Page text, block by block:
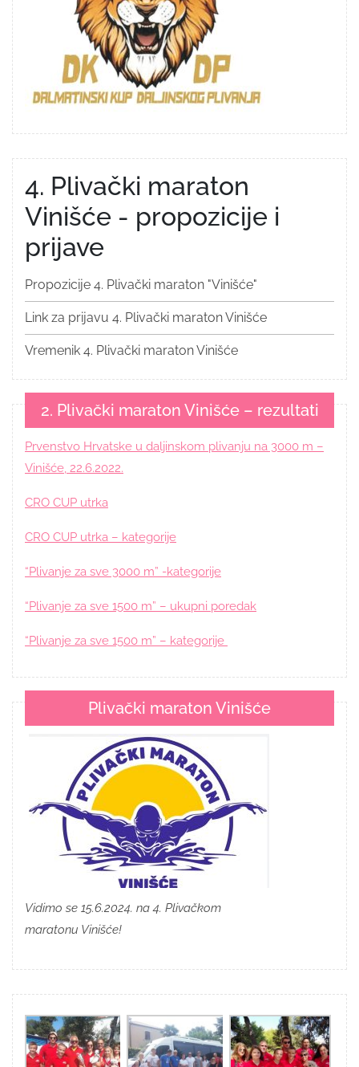
4. Plivački maraton
Vinišće - propozicije i
prijave
Propozicije 4. Plivački maraton "Vinišće"
Link za prijavu 4. Plivački maraton Vinišće
Vremenik 4. Plivački maraton Vinišće
2. Plivački maraton Vinišće – rezultati
Prvenstvo Hrvatske u daljinskom plivanju na 3000 m –
Vinišće, 22.6.2022.
CRO CUP utrka
CRO CUP utrka – kategorije
“Plivanje za sve 3000 m” -kategorije
“Plivanje za sve 1500 m” – ukupni poredak
“Plivanje za sve 1500 m” – kategorije
Plivački maraton Vinišće
Vidimo se 15.6.2024. na 4. Plivačkom
maratonu Vinišće!